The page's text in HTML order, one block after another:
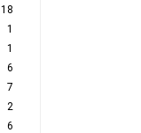
18
1
1
6
7
2
6